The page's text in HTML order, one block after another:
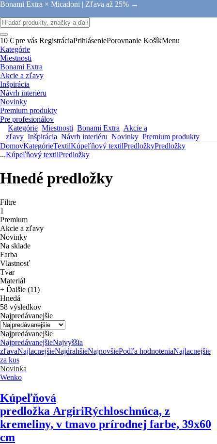
Bonami Extra × Micadoni | Zľava až 25% →
10 € pre vás RegistráciaPrihláseniePorovnanie KošíkMenu
Kategórie
Miestnosti
Bonami Extra
Akcie a zľavy
Inšpirácia
Návrh interiéru
Novinky
Premium produkty
Pre profesionálov
Kategórie Miestnosti Bonami Extra Akcie a
zľavy Inšpirácia Návrh interiéru Novinky Premium produkty
DomovKategórieTextilKúpeľňový textilPredložkyPredložky
...Kúpeľňový textilPredložky
Hnedé predložky
Filtre
1
Premium
Akcie a zľavy
Novinky
Na sklade
Farba
Vlastnosť
Tvar
Materiál
+ Ďalšie (11)
Hnedá
58 výsledkov
Najpredávanejšie
Najpredávanejšie
NajpredávanejšieNajvyššia
zľavaNajlacnejšieNajdrahšieNajnovšiePodľa hodnoteniaNajlacnejšie
za kus
Novinka
Wenko
Kúpeľňová
predložka ArgiriRýchloschnúca, z
kremeliny, v tmavo prírodnej farbe, 39x60
cm